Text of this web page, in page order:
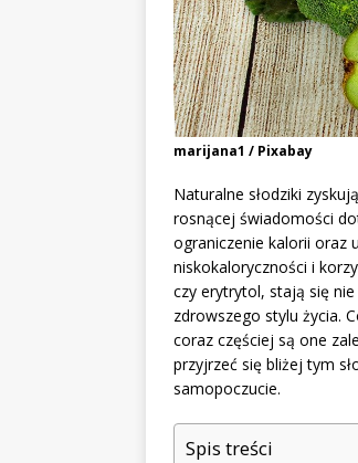
marijana1 / Pixabay
Naturalne słodziki
rosnącej świadomości
ograniczenie kalorii oraz
niskokaloryczności i
czy erytrytol, stają się
zdrowszego stylu życia.
coraz częściej są one
przyjrzeć się bliżej tym
samopoczucie.
Spis treści